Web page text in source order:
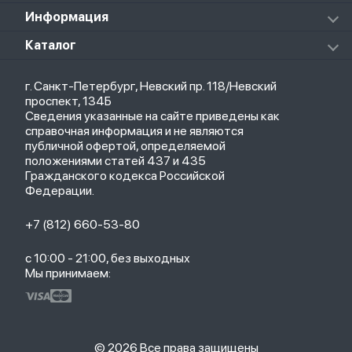
Xiaomi Redmi Pad
Роботы-пылесосы
Стилусы
Товары для детей
Саундбары
Мониторы
ТВ-приставки
Аксессуары к пылесосам и швабрам
Чехлы
Рюкзаки
Кабели
Зарядные устройства
Информация
О магазине
Политика конфиденциальности
Оплата и доставка
Партнерская программа
Гарантия
Обмен и возврат
Бонусы
Trade-in
Каталог
Новые поступления
Популярное
Акции
г. Санкт-Петербург, Невский пр. 118/Невский
проспект, 134Б
Сведения указанные на сайте приведены как
справочная информация и не являются
публичной офертой, определяемой
положениями статей 437 и 435
Гражданского кодекса Российской
Федерации.
+7 (812) 660-53-80
с 10:00 - 21:00, без выходных
Мы принимаем:
© 2026 Все права защищены